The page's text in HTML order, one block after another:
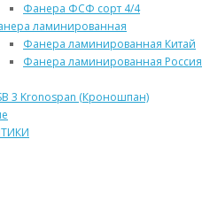
Фанера ФСФ сорт 4/4
ламинированная
Фанера ламинированная Китай
Фанера ламинированная Россия
3 Kronospan (Кроношпан)